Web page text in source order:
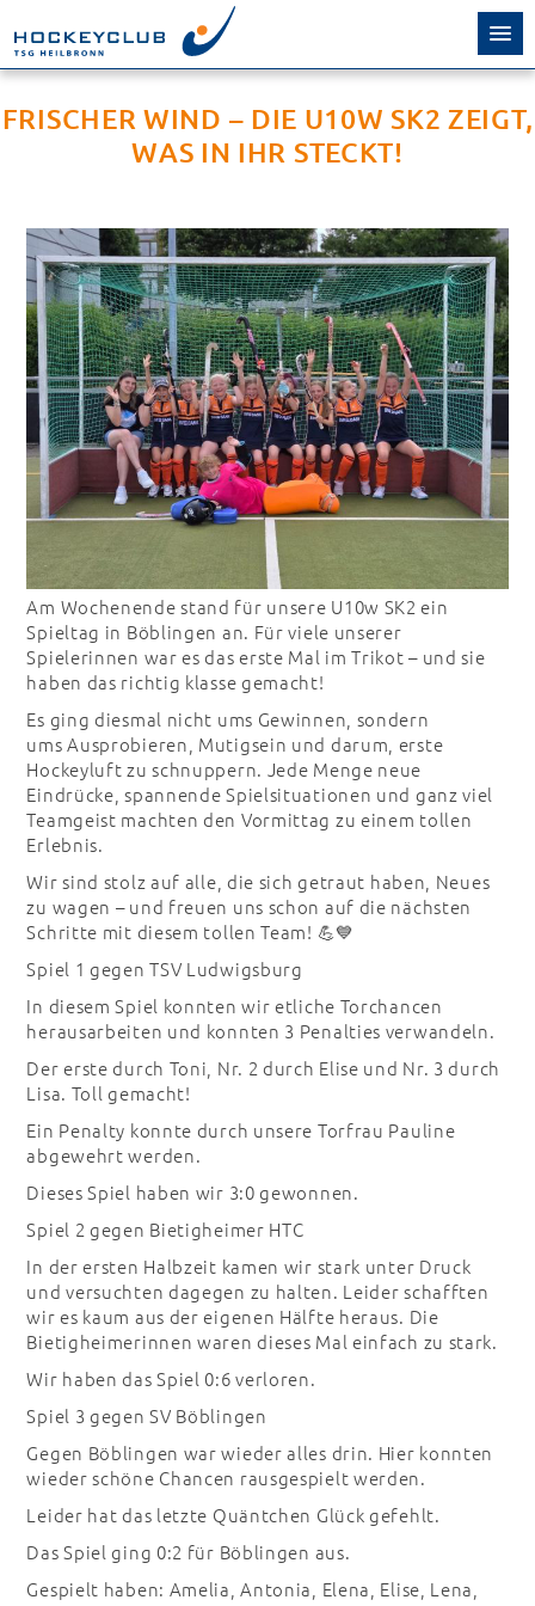
FRISCHER WIND – DIE U10W SK2 ZEIGT,
WAS IN IHR STECKT!
Am Wochenende stand für unsere U10w SK2 ein
Spieltag in Böblingen an. Für viele unserer
Spielerinnen war es das erste Mal im Trikot – und sie
haben das richtig klasse gemacht!
Es ging diesmal nicht ums Gewinnen, sondern
ums Ausprobieren, Mutigsein und darum, erste
Hockeyluft zu schnuppern. Jede Menge neue
Eindrücke, spannende Spielsituationen und ganz viel
Teamgeist machten den Vormittag zu einem tollen
Erlebnis.
Wir sind stolz auf alle, die sich getraut haben, Neues
zu wagen – und freuen uns schon auf die nächsten
Schritte mit diesem tollen Team! 💪💙
Spiel 1 gegen TSV Ludwigsburg
In diesem Spiel konnten wir etliche Torchancen
herausarbeiten und konnten 3 Penalties verwandeln.
Der erste durch Toni, Nr. 2 durch Elise und Nr. 3 durch
Lisa. Toll gemacht!
Ein Penalty konnte durch unsere Torfrau Pauline
abgewehrt werden.
Dieses Spiel haben wir 3:0 gewonnen.
Spiel 2 gegen Bietigheimer HTC
In der ersten Halbzeit kamen wir stark unter Druck
und versuchten dagegen zu halten. Leider schafften
wir es kaum aus der eigenen Hälfte heraus. Die
Bietigheimerinnen waren dieses Mal einfach zu stark.
Wir haben das Spiel 0:6 verloren.
Spiel 3 gegen SV Böblingen
Gegen Böblingen war wieder alles drin. Hier konnten
wieder schöne Chancen rausgespielt werden.
Leider hat das letzte Quäntchen Glück gefehlt.
Das Spiel ging 0:2 für Böblingen aus.
Gespielt haben: Amelia, Antonia, Elena, Elise, Lena,